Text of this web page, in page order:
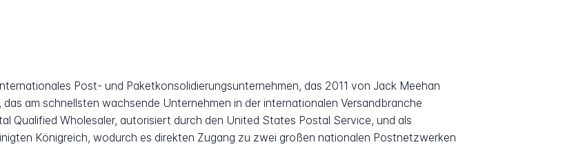
Post- und Paketkonsolidierungsunternehmen, das 2011 von Jack Meehan
am schnellsten wachsende Unternehmen in der internationalen Versandbranche
Qualified Wholesaler, autorisiert durch den United States Postal Service, und als
Königreich, wodurch es direkten Zugang zu zwei großen nationalen Postnetzwerken